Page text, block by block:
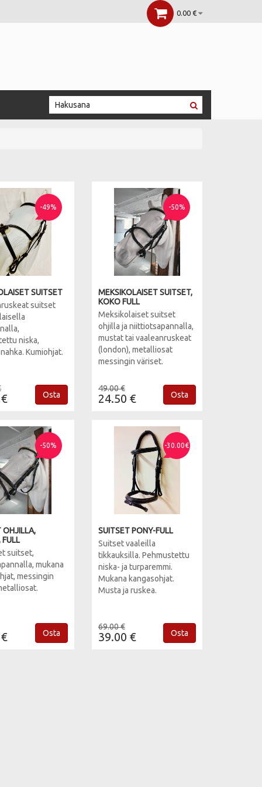
0.00 €
-49%
SUITSET
suitset
niska,
Kumiohjat.
Osta
-50%
MEKSIKOLAISET SUITSET,
KOKO FULL
Meksikolaiset suitset
ohjilla ja niittiotsapannalla,
mustat tai vaaleanruskeat
(london), metalliosat
messingin väriset.
49.00 €
24.50 € Osta
-50%
OHJILLA,
FULL
suitset,
mukana
messingin
Osta
-30.00€
SUITSET PONY-FULL
Suitset vaaleilla
tikkauksilla. Pehmustettu
niska- ja turparemmi.
Mukana kangasohjat.
Musta ja ruskea.
69.00 €
39.00 € Osta